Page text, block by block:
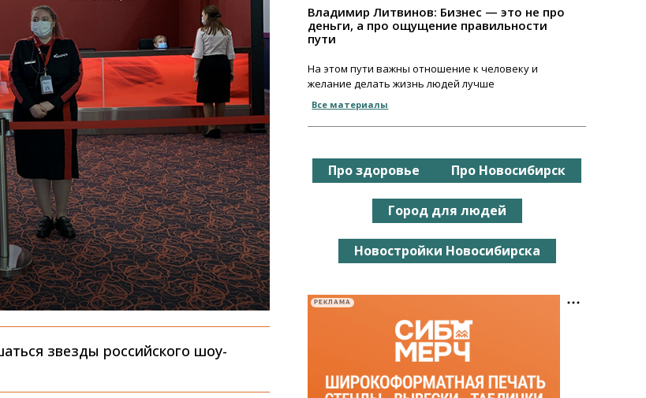
звезды российского шоу-
Владимир Литвинов: Бизнес — это не про
деньги, а про ощущение правильности
пути
На этом пути важны отношение к человеку и
желание делать жизнь людей лучше
Все материалы
Про здоровье Про Новосибирск
Город для людей
Новостройки Новосибирска
РЕКЛАМА